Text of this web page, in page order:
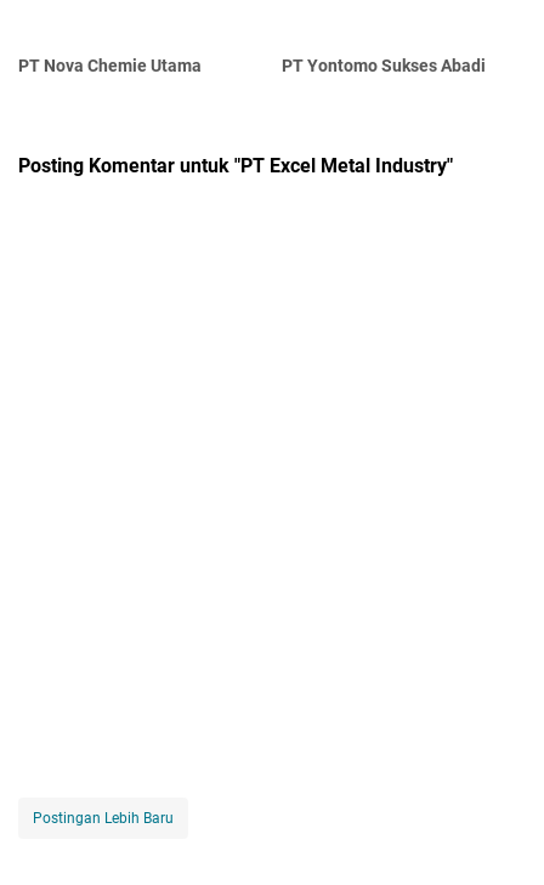
PT Nova Chemie Utama PT Yontomo Sukses Abadi
Posting Komentar untuk "PT Excel Metal Industry"
Postingan Lebih Baru